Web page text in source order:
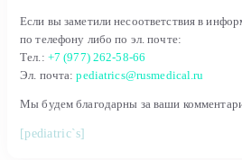
Если вы заметили несоответствия в
по телефону либо по эл. почте:
Тел.: +7 (977) 262-58-66
Эл. почта:pediatrics@rusmedical.ru
Мы будем благодарны за ваши
[pediatric`s]